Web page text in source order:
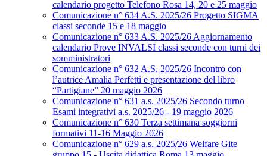
calendario progetto Telefono Rosa 14, 20 e 25 maggio
Comunicazione n° 634 A.S. 2025/26 Progetto SIGMA
classi seconde 15 e 18 maggio
Comunicazione n° 633 A.S. 2025/26 Aggiornamento
calendario Prove INVALSI classi seconde con turni dei
somministratori
Comunicazione n° 632 A.S. 2025/26 Incontro con
l’autrice Amalia Perfetti e presentazione del libro
“Partigiane” 20 maggio 2026
Comunicazione n° 631 a.s. 2025/26 Secondo turno
Esami integrativi a.s. 2025/26 - 19 maggio 2026
Comunicazione n° 630 Terza settimana soggiorni
formativi 11-16 Maggio 2026
Comunicazione n° 629 a.s. 2025/26 Welfare Gite